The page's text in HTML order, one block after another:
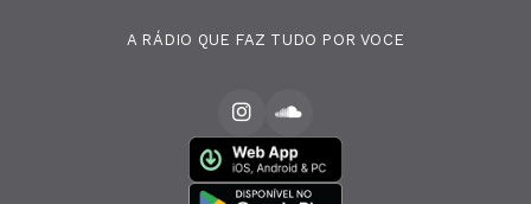
A RÁDIO QUE FAZ TUDO POR VOCE